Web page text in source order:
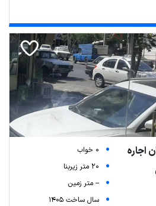
0 خواب
20 متر زیربنا
-- متر زمین
سال ساخت 1405